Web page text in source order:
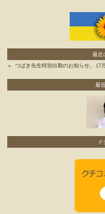
最近
つばき先生特別出勤のお知らせ。
(7
最
ク